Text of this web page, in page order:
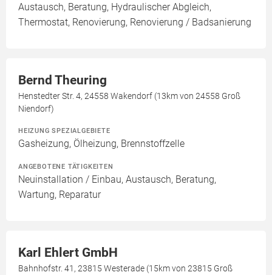
Austausch, Beratung, Hydraulischer Abgleich,
Thermostat, Renovierung, Renovierung / Badsanierung
Bernd Theuring
Henstedter Str. 4, 24558 Wakendorf (13km von 24558 Groß
Niendorf)
HEIZUNG SPEZIALGEBIETE
Gasheizung, Ölheizung, Brennstoffzelle
ANGEBOTENE TÄTIGKEITEN
Neuinstallation / Einbau, Austausch, Beratung,
Wartung, Reparatur
Karl Ehlert GmbH
Bahnhofstr. 41, 23815 Westerade (15km von 23815 Groß